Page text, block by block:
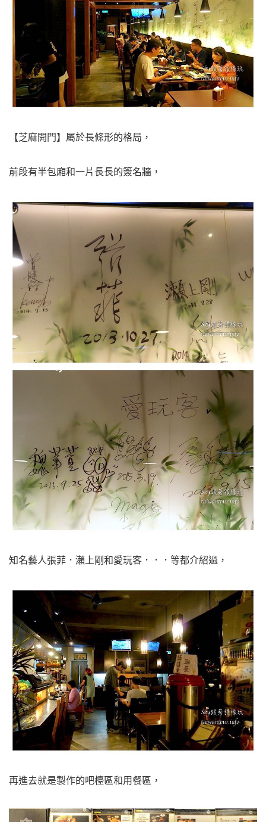
【芝麻開門】屬於長條形的格局，
前段有半包廂和一片長長的簽名牆，
知名藝人張菲．瀨上剛和愛玩客．．．等都介紹過，
再進去就是製作的吧檯區和用餐區，